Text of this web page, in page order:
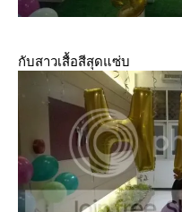
กับสาวเสื้อสีสุดแซ่บ